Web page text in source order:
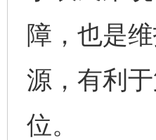
障，也是
源，有利
位。